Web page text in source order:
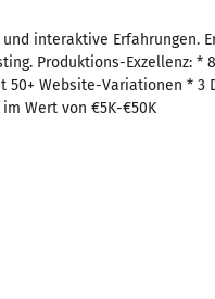
interaktive Erfahrungen.
Produktions-Exzellenz: *
50+ Website-Variationen * 3
Wert von €5K-€50K